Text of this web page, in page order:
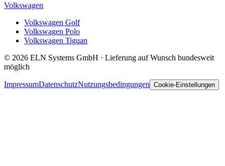
Volkswagen
Volkswagen Golf
Volkswagen Polo
Volkswagen Tiguan
© 2026 ELN Systems GmbH · Lieferung auf Wunsch bundesweit
möglich
ImpressumDatenschutzNutzungsbedingungen Cookie-Einstellungen